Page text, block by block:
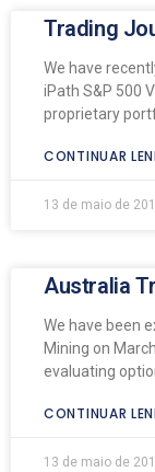
Trading
We have
iPath S&P 500
proprietary
CONTINUAR
13 de maio de
Australia
We have been
Mining on
evaluating
CONTINUAR
13 de maio de